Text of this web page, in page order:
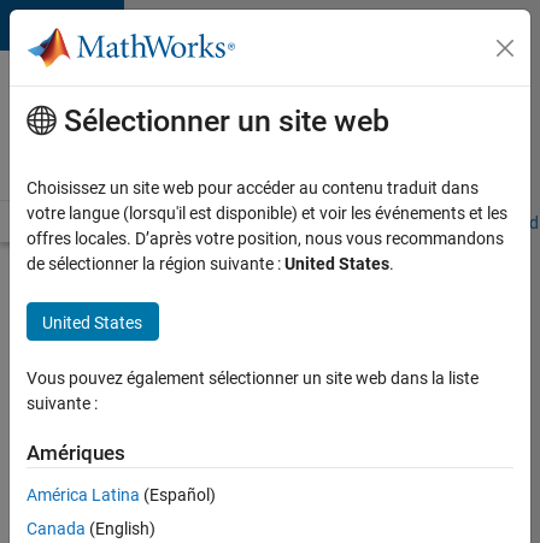
Passer au contenu
Votre
carrière
chez
Accueil Explorer nos opportunités Adresses de nos bureaux
d’autres
offres
Senior
Software
Quality
Engineer
Sélectionner un site web
Choisissez un site web pour accéder au contenu traduit dans
votre langue (lorsqu'il est disponible) et voir les événements et les
offres locales. D’après votre position, nous vous recommandons
de sélectionner la région suivante :United States.
United States
Vous pouvez également sélectionner un site web dans la liste
suivante :
Amériques
América Latina (Español)
Canada (English)